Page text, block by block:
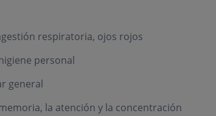
respiratoria, ojos rojos
personal
general
la atención y la concentración